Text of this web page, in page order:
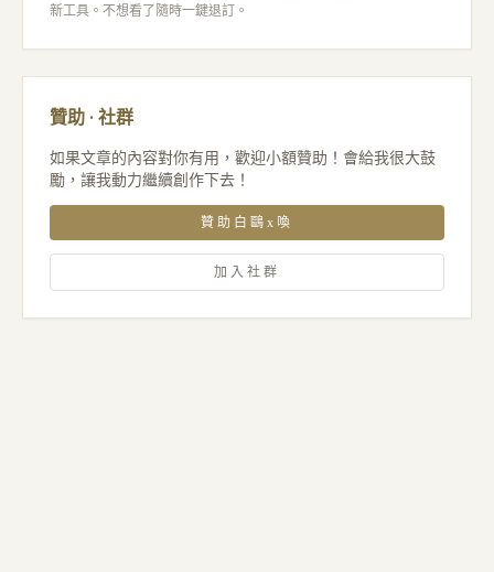
新工具。不想看了隨時一鍵退訂。
贊助 · 社群
如果文章的內容對你有用，歡迎小額贊助！會給我很大鼓
勵，讓我動力繼續創作下去！
贊助白鷗x喚
加入社群